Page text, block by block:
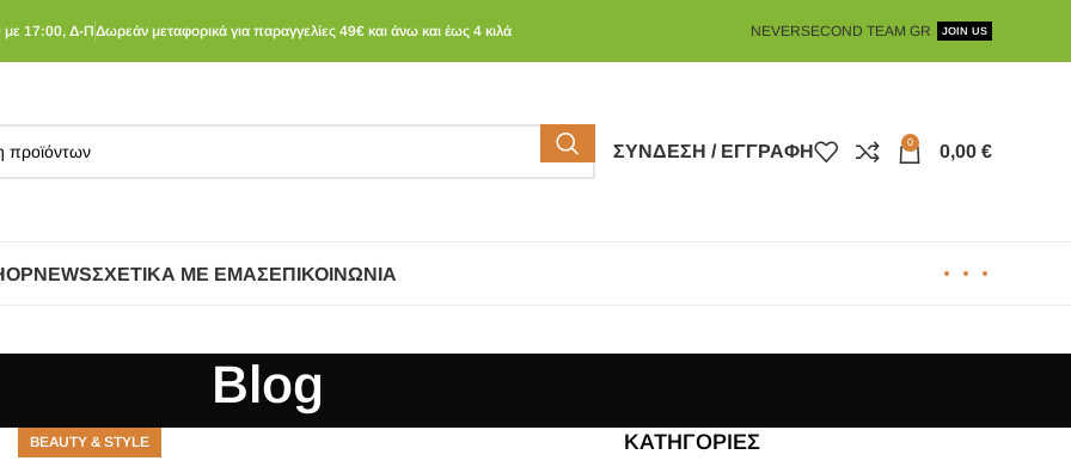
με 17:00, Δ-ΠΔωρεάν μεταφορικά για παραγγελίες 49€ και άνω και έως 4 κιλά NEVERSECOND TEAM GR JOIN US
ΣΎΝΔΕΣΗ / ΕΓΓΡΑΦΉ 0 0,00 €
NEWSΣΧΕΤΙΚΆ ΜΕ ΕΜΆΣΕΠΙΚΟΙΝΩΝΊΑ
Blog
BEAUTY & STYLE KΑΤΗΓΟΡΊΕΣ